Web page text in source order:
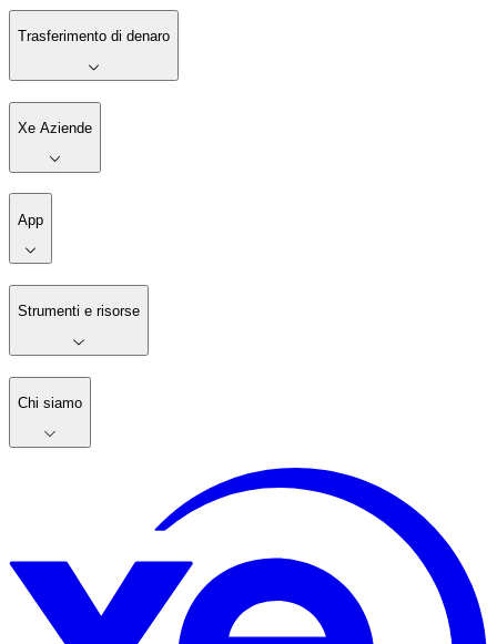
Trasferimento di denaro
Xe Aziende
App
Strumenti e risorse
Chi siamo